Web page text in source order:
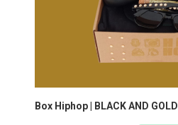
Box Hiphop | BLACK AND GOLD